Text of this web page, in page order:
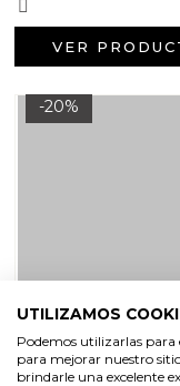
VER
-20%
Botella 250 ml PET
tapon rosca de
UTILIZAMOS
Podemos utilizarlas para
para mejorar nuestro
brindarle una excelente